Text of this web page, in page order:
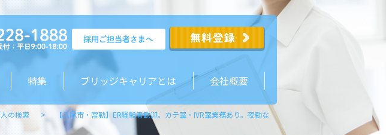
特集 ブリッジキャリアとは 会社概要
の検索 【八尾市・常勤】ER経験者歓迎。カテ室・IVR室業務あり。夜勤なしや平日のみの働き方もご相談可